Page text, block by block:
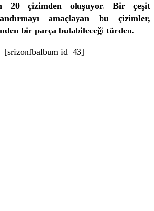
20 çizimden oluşuyor. Bir çeşit
amaçlayan bu çizimler,
bir parça bulabileceği türden.
[srizonfbalbum id=43]